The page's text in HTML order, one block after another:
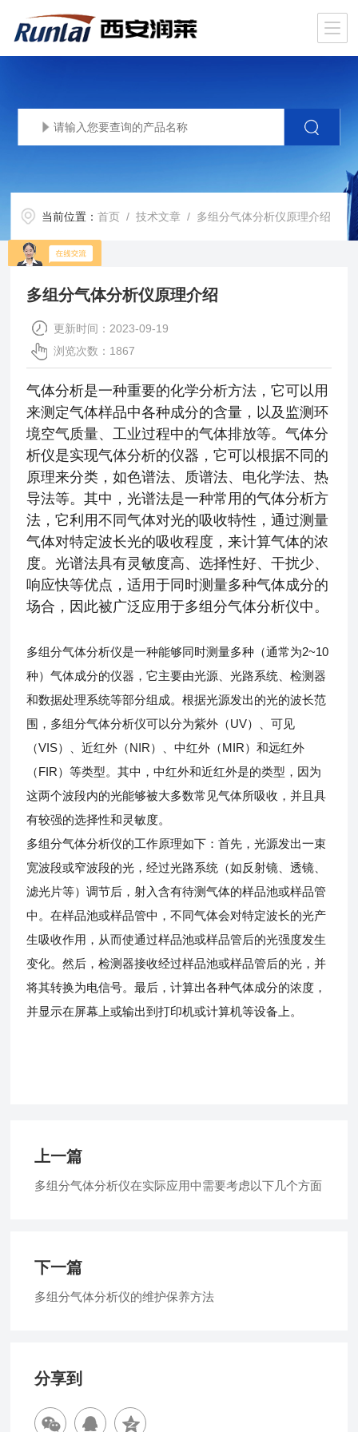
当前位置：首页 /技术文章 / 多组分气体分析仪原理介绍
多组分气体分析仪原理介绍
更新时间：2023-09-19
浏览次数：1867
气体分析是一种重要的化学分析方法，它可以用
来测定气体样品中各种成分的含量，以及监测环
境空气质量、工业过程中的气体排放等。气体分
析仪是实现气体分析的仪器，它可以根据不同的
原理来分类，如色谱法、质谱法、电化学法、热
导法等。其中，光谱法是一种常用的气体分析方
法，它利用不同气体对光的吸收特性，通过测量
气体对特定波长光的吸收程度，来计算气体的浓
度。光谱法具有灵敏度高、选择性好、干扰少、
响应快等优点，适用于同时测量多种气体成分的
场合，因此被广泛应用于多组分气体分析仪中。
多组分气体分析仪是一种能够同时测量多种（通常为2~10
种）气体成分的仪器，它主要由光源、光路系统、检测器
和数据处理系统等部分组成。根据光源发出的光的波长范
围，多组分气体分析仪可以分为紫外（UV）、可见
（VIS）、近红外（NIR）、中红外（MIR）和远红外
（FIR）等类型。其中，中红外和近红外是的类型，因为
这两个波段内的光能够被大多数常见气体所吸收，并且具
有较强的选择性和灵敏度。
多组分气体分析仪的工作原理如下：首先，光源发出一束
宽波段或窄波段的光，经过光路系统（如反射镜、透镜、
滤光片等）调节后，射入含有待测气体的样品池或样品管
中。在样品池或样品管中，不同气体会对特定波长的光产
生吸收作用，从而使通过样品池或样品管后的光强度发生
变化。然后，检测器接收经过样品池或样品管后的光，并
将其转换为电信号。最后，计算出各种气体成分的浓度，
并显示在屏幕上或输出到打印机或计算机等设备上。
上一篇
多组分气体分析仪在实际应用中需要考虑以下几个方面
下一篇
多组分气体分析仪的维护保养方法
分享到